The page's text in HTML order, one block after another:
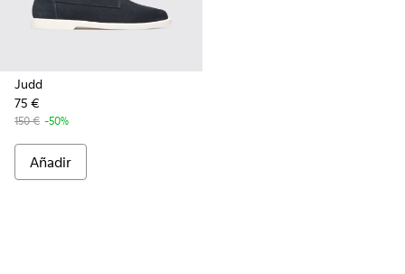
Judd
75 €
150 € -50%
Añadir